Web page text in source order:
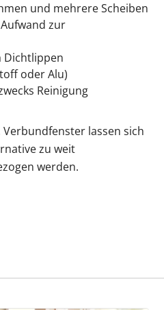
und mehrere Scheiben
zur
Dichtlippen
oder Alu)
Reinigung
lassen sich
zu weit
werden.